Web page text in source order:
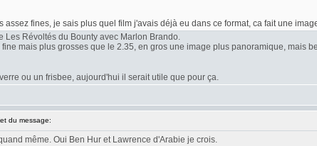
assez fines, je sais plus quel film j'avais déjà eu dans ce format, ca fait une
Les Révoltés du Bounty avec Marlon Brando.
mais plus grosses que le 2.35, en gros une image plus panoramique, mais
ou un frisbee, aujourd'hui il serait utile que pour ça.
du message:
même. Oui Ben Hur et Lawrence d'Arabie je crois.